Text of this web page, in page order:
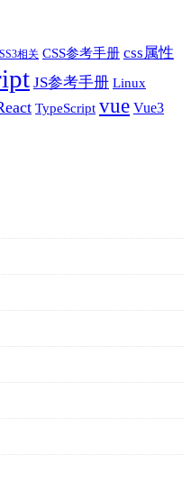
相关 CSS参考手册 css属性
JS参考手册 Linux
TypeScript vue Vue3